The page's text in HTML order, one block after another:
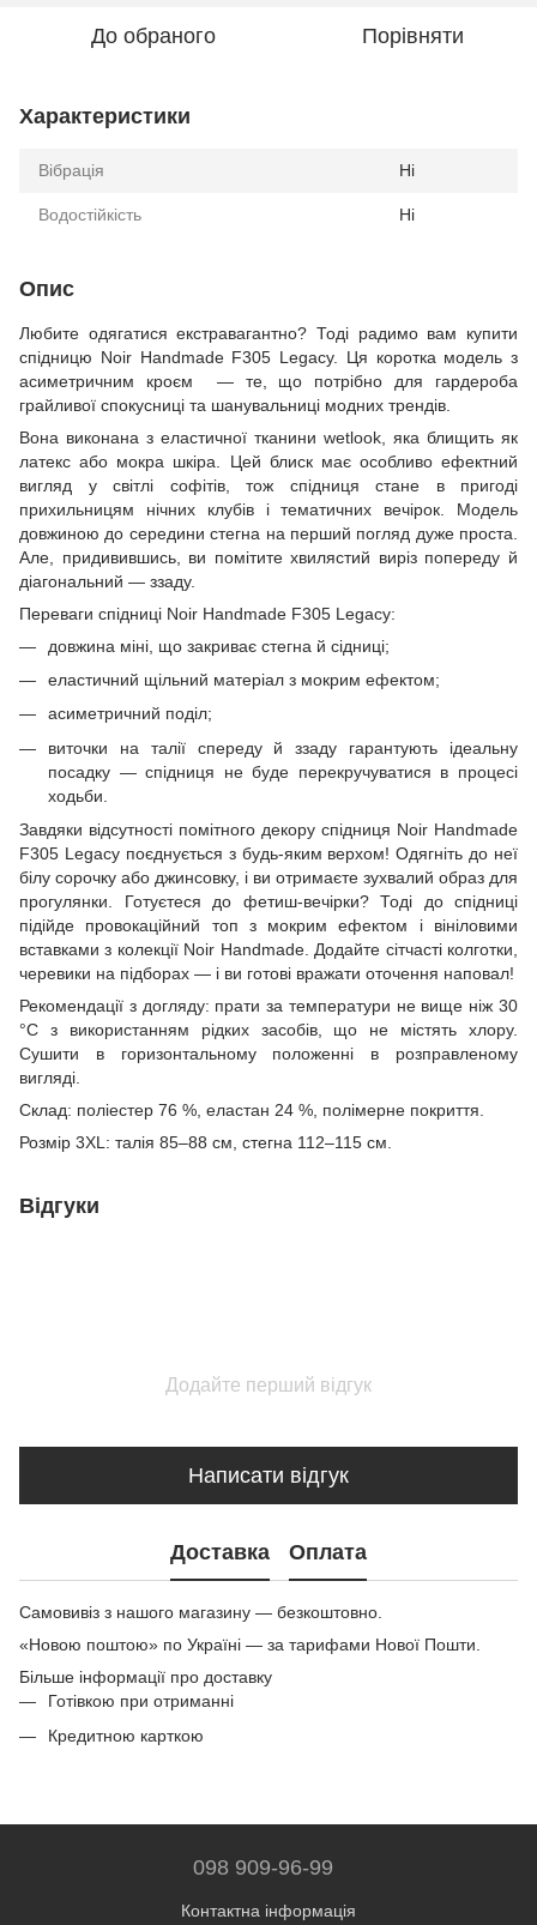
До обраного Порівняти
Характеристики
Вібрація Ні
Водостійкість Ні
Опис
Любите одягатися екстравагантно? Тоді радимо вам купити
спідницю Noir Handmade F305 Legacy. Ця коротка модель з
асиметричним кроєм — те, що потрібно для гардероба
грайливої спокусниці та шанувальниці модних трендів.
Вона виконана з еластичної тканини wetlook, яка блищить як
латекс або мокра шкіра. Цей блиск має особливо ефектний
вигляд у світлі софітів, тож спідниця стане в пригоді
прихильницям нічних клубів і тематичних вечірок. Модель
довжиною до середини стегна на перший погляд дуже проста.
Але, придивившись, ви помітите хвилястий виріз попереду й
діагональний — ззаду.
Переваги спідниці Noir Handmade F305 Legacy:
довжина міні, що закриває стегна й сідниці;
еластичний щільний матеріал з мокрим ефектом;
асиметричний поділ;
виточки на талії спереду й ззаду гарантують ідеальну
посадку — спідниця не буде перекручуватися в процесі
ходьби.
Завдяки відсутності помітного декору спідниця Noir Handmade
F305 Legacy поєднується з будь-яким верхом! Одягніть до неї
білу сорочку або джинсовку, і ви отримаєте зухвалий образ для
прогулянки. Готуєтеся до фетиш-вечірки? Тоді до спідниці
підійде провокаційний топ з мокрим ефектом і вініловими
вставками з колекції Noir Handmade. Додайте сітчасті колготки,
черевики на підборах — і ви готові вражати оточення наповал!
Рекомендації з догляду: прати за температури не вище ніж 30
°C з використанням рідких засобів, що не містять хлору.
Сушити в горизонтальному положенні в розправленому
вигляді.
Склад: поліестер 76 %, еластан 24 %, полімерне покриття.
Розмір 3XL: талія 85–88 см, стегна 112–115 см.
Відгуки
Додайте перший відгук
Написати відгук
Доставка Оплата
Самовивіз з нашого магазину — безкоштовно.
«Новою поштою» по Україні — за тарифами Нової Пошти.
Більше інформації про доставку
Готівкою при отриманні
Кредитною карткою
098 909-96-99
Контактна інформація